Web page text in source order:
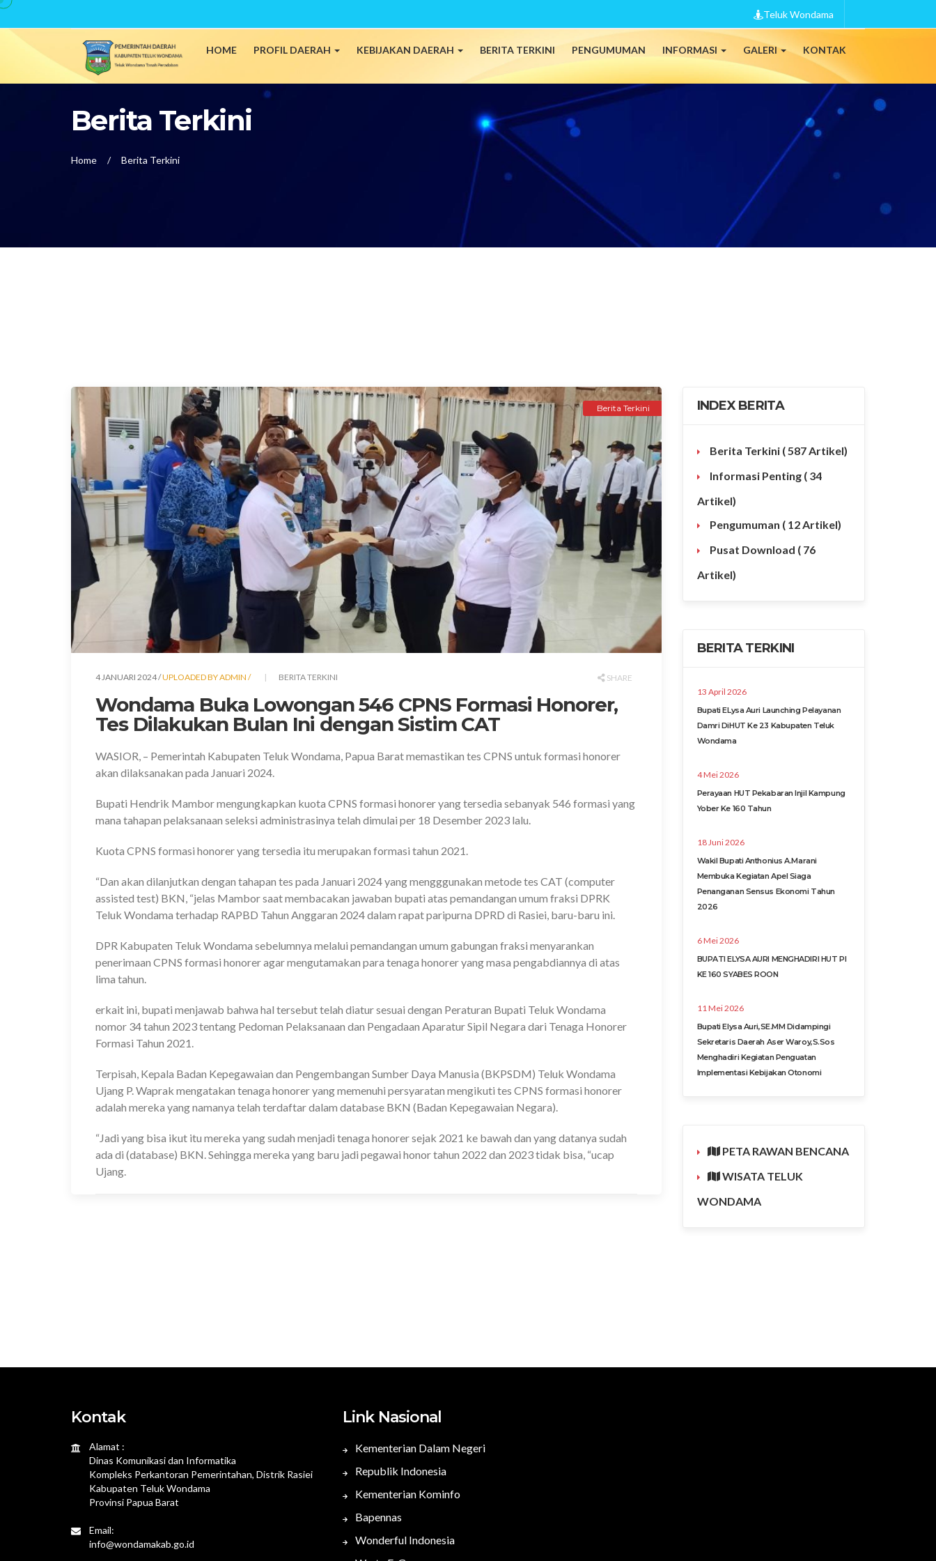
Teluk Wondama
HOME PROFIL DAERAH KEBIJAKAN DAERAH BERITA TERKINI PENGUMUMAN INFORMASI GALERI KONTAK
Berita Terkini
Home Berita Terkini
Berita Terkini
4 JANUARI 2024 /UPLOADED BY ADMIN / BERITA TERKINI SHARE
Wondama Buka Lowongan 546 CPNS Formasi Honorer,
Tes Dilakukan Bulan Ini dengan Sistim CAT
WASIOR, – Pemerintah Kabupaten Teluk Wondama, Papua Barat memastikan tes CPNS untuk formasi honorer
akan dilaksanakan pada Januari 2024.
Bupati Hendrik Mambor mengungkapkan kuota CPNS formasi honorer yang tersedia sebanyak 546 formasi yang
mana tahapan pelaksanaan seleksi administrasinya telah dimulai per 18 Desember 2023 lalu.
Kuota CPNS formasi honorer yang tersedia itu merupakan formasi tahun 2021.
“Dan akan dilanjutkan dengan tahapan tes pada Januari 2024 yang mengggunakan metode tes CAT (computer
assisted test) BKN, “jelas Mambor saat membacakan jawaban bupati atas pemandangan umum fraksi DPRK
Teluk Wondama terhadap RAPBD Tahun Anggaran 2024 dalam rapat paripurna DPRD di Rasiei, baru-baru ini.
DPR Kabupaten Teluk Wondama sebelumnya melalui pemandangan umum gabungan fraksi menyarankan
penerimaan CPNS formasi honorer agar mengutamakan para tenaga honorer yang masa pengabdiannya di atas
lima tahun.
erkait ini, bupati menjawab bahwa hal tersebut telah diatur sesuai dengan Peraturan Bupati Teluk Wondama
nomor 34 tahun 2023 tentang Pedoman Pelaksanaan dan Pengadaan Aparatur Sipil Negara dari Tenaga Honorer
Formasi Tahun 2021.
Terpisah, Kepala Badan Kepegawaian dan Pengembangan Sumber Daya Manusia (BKPSDM) Teluk Wondama
Ujang P. Waprak mengatakan tenaga honorer yang memenuhi persyaratan mengikuti tes CPNS formasi honorer
adalah mereka yang namanya telah terdaftar dalam database BKN (Badan Kepegawaian Negara).
“Jadi yang bisa ikut itu mereka yang sudah menjadi tenaga honorer sejak 2021 ke bawah dan yang datanya sudah
ada di (database) BKN. Sehingga mereka yang baru jadi pegawai honor tahun 2022 dan 2023 tidak bisa, “ucap
Ujang.
INDEX BERITA
Berita Terkini ( 587 Artikel)
Informasi Penting ( 34
Artikel)
Pengumuman ( 12 Artikel)
Pusat Download ( 76
Artikel)
BERITA TERKINI
13 April 2026
Bupati ELysa Auri Launching Pelayanan
Damri DiHUT Ke 23 Kabupaten Teluk
Wondama
4 Mei 2026
Perayaan HUT Pekabaran Injil Kampung
Yober Ke 160 Tahun
18 Juni 2026
Wakil Bupati Anthonius A.Marani
Membuka Kegiatan Apel Siaga
Penanganan Sensus Ekonomi Tahun
2026
6 Mei 2026
BUPATI ELYSA AURI MENGHADIRI HUT PI
KE 160 SYABES ROON
11 Mei 2026
Bupati Elysa Auri,SE.MM Didampingi
Sekretaris Daerah Aser Waroy,S.Sos
Menghadiri Kegiatan Penguatan
Implementasi Kebijakan Otonomi
PETA RAWAN BENCANA
WISATA TELUK
WONDAMA
Kontak
Alamat :
Dinas Komunikasi dan Informatika
Kompleks Perkantoran Pemerintahan, Distrik Rasiei
Kabupaten Teluk Wondama
Provinsi Papua Barat
Email:
info@wondamakab.go.id
Link Nasional
Kementerian Dalam Negeri
Republik Indonesia
Kementerian Kominfo
Bapennas
Wonderful Indonesia